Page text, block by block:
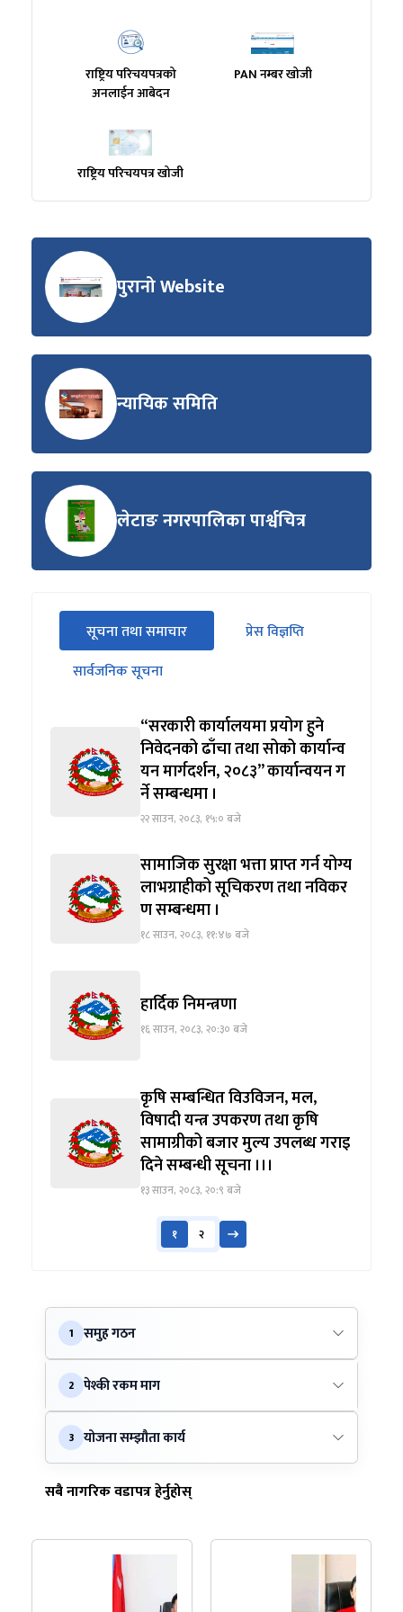
राष्ट्रिय परिचयपत्रको
अनलाईन आबेदन
PAN नम्बर खोजी
राष्ट्रिय परिचयपत्र खोजी
पुरानो Website
न्यायिक समिति
लेटाङ नगरपालिका पार्श्वचित्र
सीधा
पहिलो
ट्याबको
सूचना तथा समाचार
(सक्रिय ट्याब)
प्रेस विज्ञप्ति
सार्वजनिक सूचना
“सरकारी कार्यालयमा प्रयोग हुने
निवेदनको ढाँचा तथा सोको कार्यान्व
यन मार्गदर्शन, २०८३” कार्यान्वयन ग
र्ने सम्बन्धमा ।
२२ साउन, २०८३, १५:० बजे
सामाजिक सुरक्षा भत्ता प्राप्त गर्न योग्य
लाभग्राहीको सूचिकरण तथा नविकर
ण सम्बन्धमा ।
१८ साउन, २०८३, ११:४७ बजे
हार्दिक निमन्त्रणा
१६ साउन, २०८३, २०:३० बजे
कृषि सम्बन्धित विउविजन, मल,
विषादी यन्त्र उपकरण तथा कृषि
सामाग्रीको बजार मुल्य उपलब्ध गराइ
दिने सम्बन्धी सूचना ।।।
१३ साउन, २०८३, २०:९ बजे
१ २
1 समुह गठन
2 पेश्की रकम माग
3 योजना सम्झौता कार्य
सबै नागरिक वडापत्र हेर्नुहोस्